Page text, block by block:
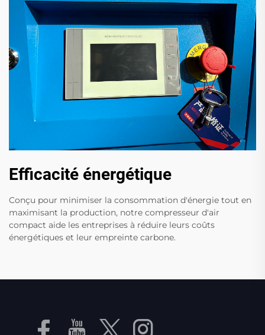
Efficacité énergétique
Conçu pour minimiser la consommation d'énergie tout en
maximisant la production, notre compresseur d'air
compact aide les entreprises à réduire leurs coûts
énergétiques et leur empreinte carbone.